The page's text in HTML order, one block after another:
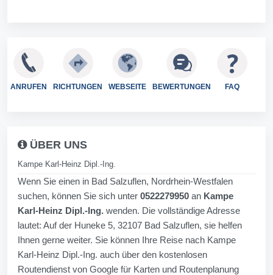
ANRUFEN RICHTUNGEN WEBSEITE BEWERTUNGEN FAQ
ÜBER UNS
Kampe Karl-Heinz Dipl.-Ing.
Wenn Sie einen in Bad Salzuflen, Nordrhein-Westfalen
suchen, können Sie sich unter 0522279950 an Kampe
Karl-Heinz Dipl.-Ing. wenden. Die vollständige Adresse
lautet: Auf der Huneke 5, 32107 Bad Salzuflen, sie helfen
Ihnen gerne weiter. Sie können Ihre Reise nach Kampe
Karl-Heinz Dipl.-Ing. auch über den kostenlosen
Routendienst von Google für Karten und Routenplanung